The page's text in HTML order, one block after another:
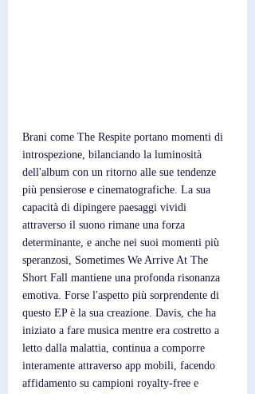
Brani come The Respite portano momenti di
introspezione, bilanciando la luminosità
dell'album con un ritorno alle sue tendenze
più pensierose e cinematografiche. La sua
capacità di dipingere paesaggi vividi
attraverso il suono rimane una forza
determinante, e anche nei suoi momenti più
speranzosi, Sometimes We Arrive At The
Short Fall mantiene una profonda risonanza
emotiva. Forse l'aspetto più sorprendente di
questo EP è la sua creazione. Davis, che ha
iniziato a fare musica mentre era costretto a
letto dalla malattia, continua a comporre
interamente attraverso app mobili, facendo
affidamento su campioni royalty-free e